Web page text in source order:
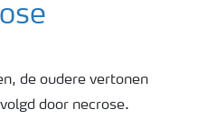
de oudere vertonen
door necrose.